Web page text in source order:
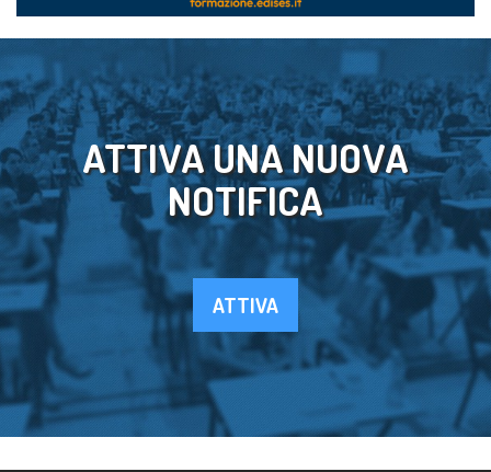
ATTIVA UNA NUOVA
NOTIFICA
ATTIVA